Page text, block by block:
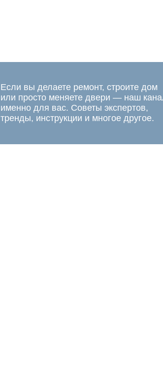
Если вы делаете ремонт, строите дом
или просто меняете двери — наш
именно для вас. Советы экспертов,
тренды, инструкции и многое другое.